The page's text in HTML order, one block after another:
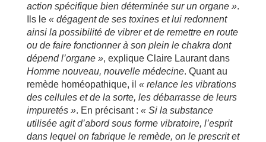
action spécifique bien déterminée sur un organe ».
Ils le « dégagent de ses toxines et lui redonnent
ainsi la possibilité de vibrer et de remettre en route
ou de faire fonctionner à son plein le chakra dont
dépend l’organe », explique Claire Laurant dans
Homme nouveau, nouvelle médecine. Quant au
remède homéopathique, il « relance les vibrations
des cellules et de la sorte, les débarrasse de leurs
impuretés ». En précisant : « Si la substance
utilisée agit d’abord sous forme vibratoire, l’esprit
dans lequel on fabrique le remède, on le prescrit et